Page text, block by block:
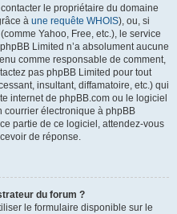
le propriétaire du domaine
à une requête WHOIS), ou, si
Yahoo, Free, etc.), le service
Limited n’a absolument aucune
comme responsable de comment,
pas phpBB Limited pour tout
insultant, diffamatoire, etc.) qui
internet de phpBB.com ou le logiciel
courrier électronique à phpBB
partie de ce logiciel, attendez-vous
de réponse.
du forum ?
le formulaire disponible sur le